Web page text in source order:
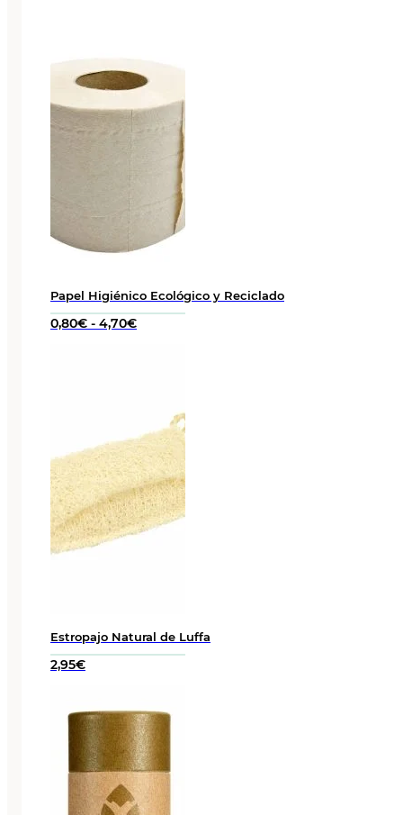
Papel Higiénico Ecológico y Reciclado
0,80€ - 4,70€Rango
4,70€
Estropajo Natural de Luffa
2,95€